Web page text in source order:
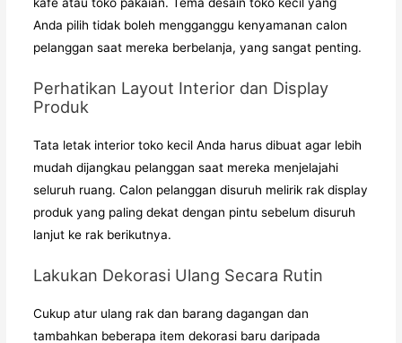
Anda pilih tidak boleh mengganggu kenyamanan calon
pelanggan saat mereka berbelanja, yang sangat penting.
Perhatikan Layout Interior dan Display
Produk
Tata letak interior toko kecil Anda harus dibuat agar lebih
mudah dijangkau pelanggan saat mereka menjelajahi
seluruh ruang. Calon pelanggan disuruh melirik rak display
produk yang paling dekat dengan pintu sebelum disuruh
lanjut ke rak berikutnya.
Lakukan Dekorasi Ulang Secara Rutin
Cukup atur ulang rak dan barang dagangan dan
tambahkan beberapa item dekorasi baru daripada